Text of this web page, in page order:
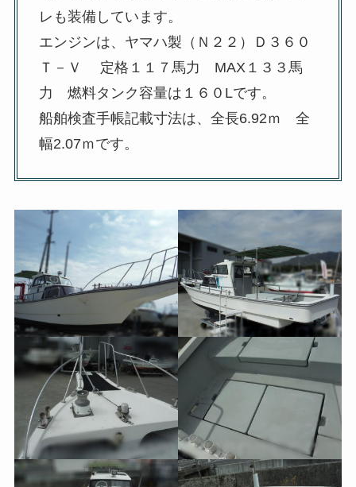
レも装備しています。
エンジンは、ヤマハ製（Ｎ２２）Ｄ３６０
Ｔ－Ｖ 定格１１７馬力 MAX１３３馬
力 燃料タンク容量は１６０Lです。
船舶検査手帳記載寸法は、全長6.92ｍ 全
幅2.07ｍです。